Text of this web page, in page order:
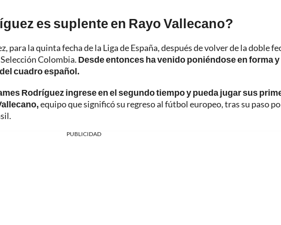
es suplente en Rayo Vallecano?
para la quinta fecha de la Liga de España, después de volver de la doble
Colombia. Desde entonces ha venido poniéndose en forma y
cuadro español.
Rodríguez ingrese en el segundo tiempo y pueda jugar sus
equipo que significó su regreso al fútbol europeo, tras su paso
PUBLICIDAD